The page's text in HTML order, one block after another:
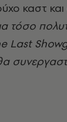
καστ
τόσο